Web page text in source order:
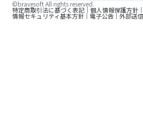
特定商取引法に基づく表記 個人情報保護方針
情報セキュリティ基本方針 電子公告 外部送
©bravesoft All rights reserved.